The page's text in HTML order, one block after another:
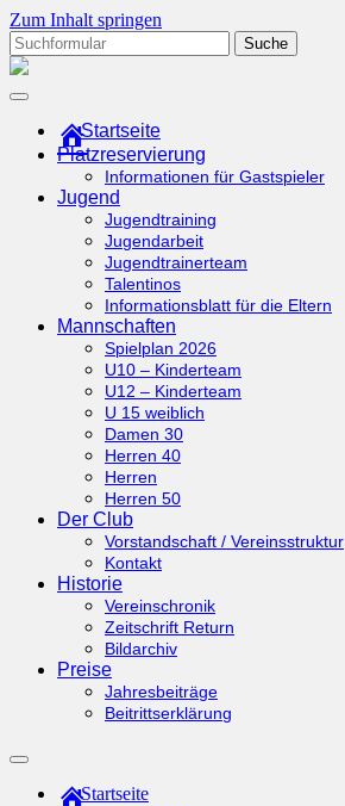
Zum Inhalt springen
Suchen
nach:tcottenhoefen.de
Startseite
Platzreservierung
Informationen für Gastspieler
Jugend
Jugendtraining
Jugendarbeit
Jugendtrainerteam
Talentinos
Informationsblatt für die Eltern
Mannschaften
Spielplan 2026
U10 – Kinderteam
U12 – Kinderteam
U 15 weiblich
Damen 30
Herren 40
Herren
Herren 50
Der Club
Vorstandschaft / Vereinsstruktur
Kontakt
Historie
Vereinschronik
Zeitschrift Return
Bildarchiv
Preise
Jahresbeiträge
Beitrittserklärung
Suchfeld
ein-/ausblendenStartseite